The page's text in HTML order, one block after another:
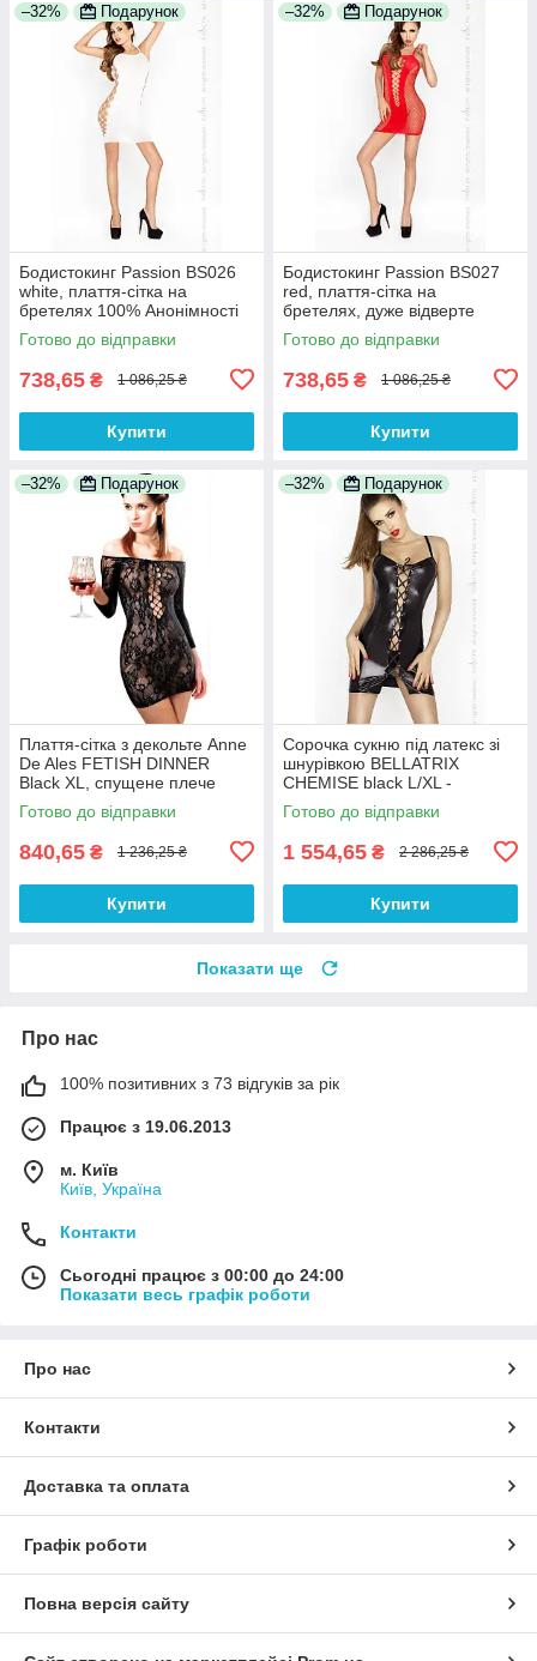
–32% Подарунок
Бодистокинг Passion BS026
white, плаття-сітка на
бретелях 100% Анонімності
Готово до відправки
738,65 ₴ 1 086,25 ₴
Купити
–32% Подарунок
Бодистокинг Passion BS027
red, плаття-сітка на
бретелях, дуже відверте
100% Анонімності
Готово до відправки
738,65 ₴ 1 086,25 ₴
Купити
–32% Подарунок
Плаття-сітка з декольте Anne
De Ales FETISH DINNER
Black XL, спущене плече
100% Анонімності
Готово до відправки
840,65 ₴ 1 236,25 ₴
Купити
–32% Подарунок
Сорочка сукню під латекс зі
шнурівкою BELLATRIX
CHEMISE black L/XL -
Passion, трусики 100%
Анонімності
Готово до відправки
1 554,65 ₴ 2 286,25 ₴
Купити
Показати ще
Про нас
100% позитивних з 73 відгуків за рік
Працює з 19.06.2013
м. Київ
Київ, Україна
Контакти
Сьогодні працює з 00:00 до 24:00
Показати весь графік роботи
Про нас
Контакти
Доставка та оплата
Графік роботи
Повна версія сайту